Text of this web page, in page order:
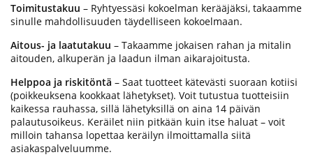
Toimitustakuu – Ryhtyessäsi kokoelman kerääjäksi, takaamme
sinulle mahdollisuuden täydelliseen kokoelmaan.
Aitous- ja laatutakuu – Takaamme jokaisen rahan ja mitalin
aitouden, alkuperän ja laadun ilman aikarajoitusta.
Helppoa ja riskitöntä – Saat tuotteet kätevästi suoraan kotiisi
(poikkeuksena kookkaat lähetykset). Voit tutustua tuotteisiin
kaikessa rauhassa, sillä lähetyksillä on aina 14 päivän
palautusoikeus. Keräilet niin pitkään kuin itse haluat – voit
milloin tahansa lopettaa keräilyn ilmoittamalla siitä
asiakaspalveluumme.